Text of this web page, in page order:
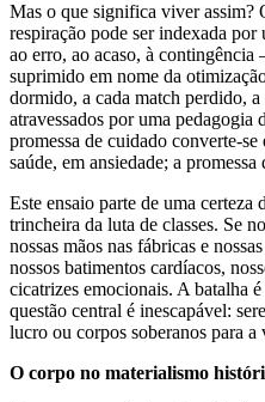
Mas o que significa viver assim?
respiração pode ser indexada
ao erro, ao acaso, à
suprimido em nome da
dormido, a cada match perdido, a
atravessados por uma
promessa de cuidado converte-
saúde, em ansiedade; a
Este ensaio parte de uma
trincheira da luta de classes. Se
nossas mãos nas fábricas e
nossos batimentos cardíacos,
cicatrizes emocionais. A batalha
questão central é inescapável:
lucro ou corpos soberanos para a
O corpo no materialismo